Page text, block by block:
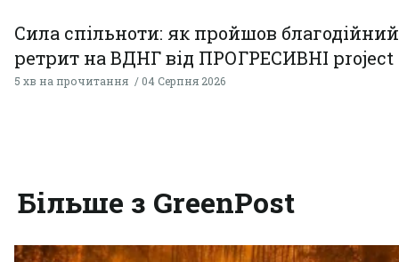
Сила спільноти: як пройшов благодійний
ретрит на ВДНГ від ПРОГРЕСИВНІ project
5 хв на прочитання 04 Серпня 2026
Більше з GreenPost